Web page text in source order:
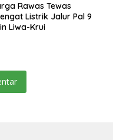
Rawas Tewas
Listrik Jalur Pal 9
Liwa-Krui